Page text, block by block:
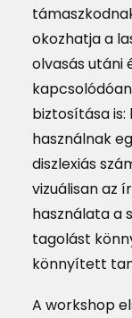
okozhatja a
olvasás utáni
biztosítása
használnak
diszlexiás
vizuálisan az
használata a
tagolást
könnyített
A workshop